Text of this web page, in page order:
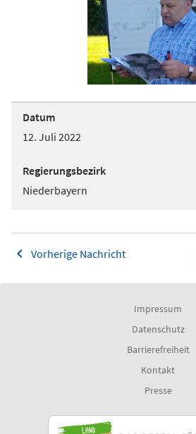
Datum
12. Juli 2022
Regierungsbezirk
Niederbayern
Vorherige Nachricht
Impressum
Datenschutz
Barrierefreiheit
Kontakt
Presse